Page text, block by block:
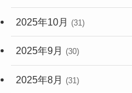
2025年10月 (31)
2025年9月 (30)
2025年8月 (31)